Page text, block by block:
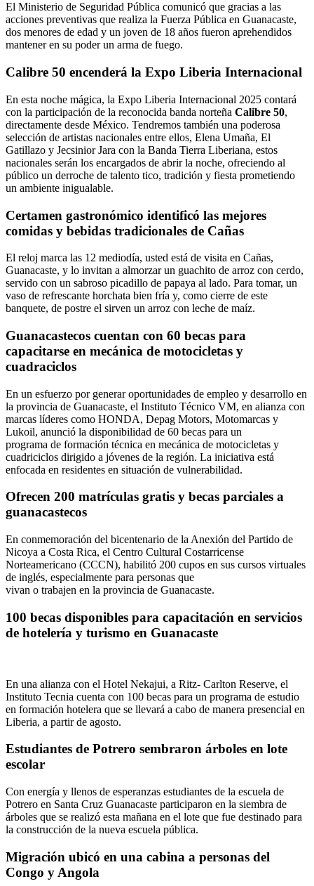
El Ministerio de Seguridad Pública comunicó que gracias a las
acciones preventivas que realiza la Fuerza Pública en Guanacaste,
dos menores de edad y un joven de 18 años fueron aprehendidos
mantener en su poder un arma de fuego.
Calibre 50 encenderá la Expo Liberia Internacional
En esta noche mágica, la Expo Liberia Internacional 2025 contará
con la participación de la reconocida banda norteña Calibre 50,
directamente desde México. Tendremos también una poderosa
selección de artistas nacionales entre ellos, Elena Umaña, El
Gatillazo y Jecsinior Jara con la Banda Tierra Liberiana, estos
nacionales serán los encargados de abrir la noche, ofreciendo al
público un derroche de talento tico, tradición y fiesta prometiendo
un ambiente inigualable.
Certamen gastronómico identificó las mejores
comidas y bebidas tradicionales de Cañas
El reloj marca las 12 mediodía, usted está de visita en Cañas,
Guanacaste, y lo invitan a almorzar un guachito de arroz con cerdo,
servido con un sabroso picadillo de papaya al lado. Para tomar, un
vaso de refrescante horchata bien fría y, como cierre de este
banquete, de postre el sirven un arroz con leche de maíz.
Guanacastecos cuentan con 60 becas para
capacitarse en mecánica de motocicletas y
cuadraciclos
En un esfuerzo por generar oportunidades de empleo y desarrollo en
la provincia de Guanacaste, el Instituto Técnico VM, en alianza con
marcas líderes como HONDA, Depag Motors, Motomarcas y
Lukoil, anunció la disponibilidad de 60 becas para un
programa de formación técnica en mecánica de motocicletas y
cuadriciclos dirigido a jóvenes de la región. La iniciativa está
enfocada en residentes en situación de vulnerabilidad.
Ofrecen 200 matrículas gratis y becas parciales a
guanacastecos
En conmemoración del bicentenario de la Anexión del Partido de
Nicoya a Costa Rica, el Centro Cultural Costarricense
Norteamericano (CCCN), habilitó 200 cupos en sus cursos virtuales
de inglés, especialmente para personas que
vivan o trabajen en la provincia de Guanacaste.
100 becas disponibles para capacitación en servicios
de hotelería y turismo en Guanacaste
En una alianza con el Hotel Nekajui, a Ritz- Carlton Reserve, el
Instituto Tecnia cuenta con 100 becas para un programa de estudio
en formación hotelera que se llevará a cabo de manera presencial en
Liberia, a partir de agosto.
Estudiantes de Potrero sembraron árboles en lote
escolar
Con energía y llenos de esperanzas estudiantes de la escuela de
Potrero en Santa Cruz Guanacaste participaron en la siembra de
árboles que se realizó esta mañana en el lote que fue destinado para
la construcción de la nueva escuela pública.
Migración ubicó en una cabina a personas del
Congo y Angola